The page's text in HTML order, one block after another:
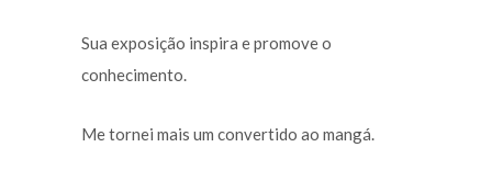
Sua exposição inspira e promove o
conhecimento.
Me tornei mais um convertido ao mangá.